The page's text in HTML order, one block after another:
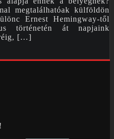
megtalálhatóak külföldön
Ernest Hemingway-től
történetén át napjaink
[…]